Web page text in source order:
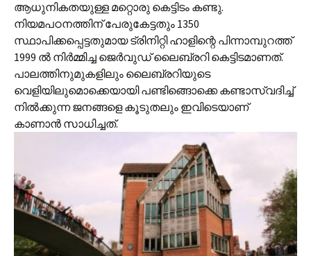
ആധുനികതയുള്ള മറ്റൊരു കെട്ടിടം കണ്ടു.
നിയമപഠനത്തിന് പേരുകേട്ടതും 1350
സ്ഥാപിക്കപ്പെട്ടതുമായ ട്രിനിറ്റി ഹാളിന്റെ പിന്നാമ്പുറത്ത്
1999 ല്‍ നിര്‍മ്മിച്ച ജെര്‍വുഡ് ലൈബ്രറി കെട്ടിടമാണത്.
പാലത്തിനുമുകളിലും ലൈബ്രറിയുടെ
വെളിയിലുമൊക്കെയായി പണ്ടിങ്ങൊക്കെ കണ്ടാസ്വദിച്ച്
നില്‍ക്കുന്ന ജനങ്ങളെ കൂടുതലും ഇവിടെയാണ്
കാണാന്‍ സാധിച്ചത്.